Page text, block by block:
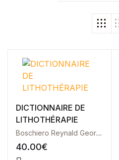
DICTIONNAIRE DE
LITHOTHÉRAPIE
Boschiero Reynald Georges
40.00€